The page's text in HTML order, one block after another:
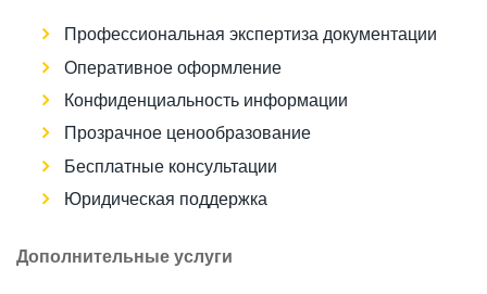
Профессиональная экспертиза документации
Оперативное оформление
Конфиденциальность информации
Прозрачное ценообразование
Бесплатные консультации
Юридическая поддержка
Дополнительные услуги